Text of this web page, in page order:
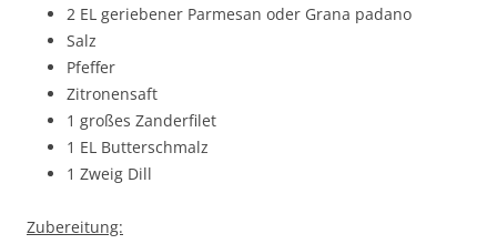
2 EL geriebener Parmesan oder Grana padano
Salz
Pfeffer
Zitronensaft
1 großes Zanderfilet
1 EL Butterschmalz
1 Zweig Dill
Zubereitung: